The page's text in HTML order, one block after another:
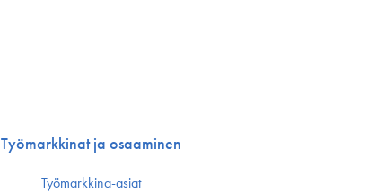
Työmarkkinat ja osaaminen
Työmarkkina-asiat